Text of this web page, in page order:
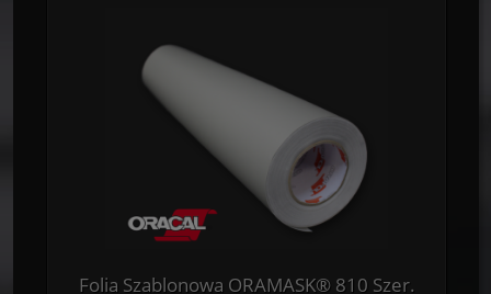
Folia Szablonowa ORAMASK® 810 Szer.